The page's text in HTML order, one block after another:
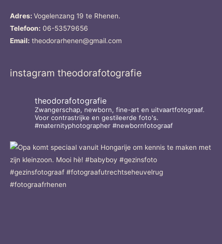
Adres: Vogelenzang 19 te Rhenen.
Telefoon: 06-53579656
Email: theodorarhenen@gmail.com
instagram theodorafotografie
theodorafotografie
Zwangerschap, newborn, fine-art en uitvaartfotograaf.
Voor contrastrijke en gestileerde foto's.
#maternityphotographer #newbornfotograaf